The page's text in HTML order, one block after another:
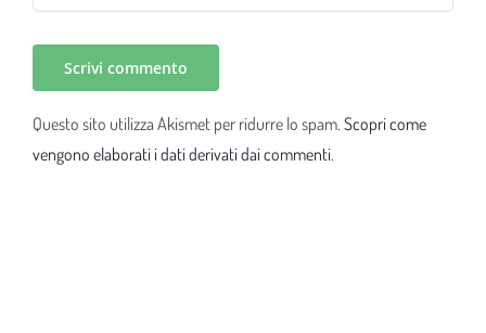
Questo sito utilizza Akismet per ridurre lo spam. Scopri come
vengono elaborati i dati derivati dai commenti.